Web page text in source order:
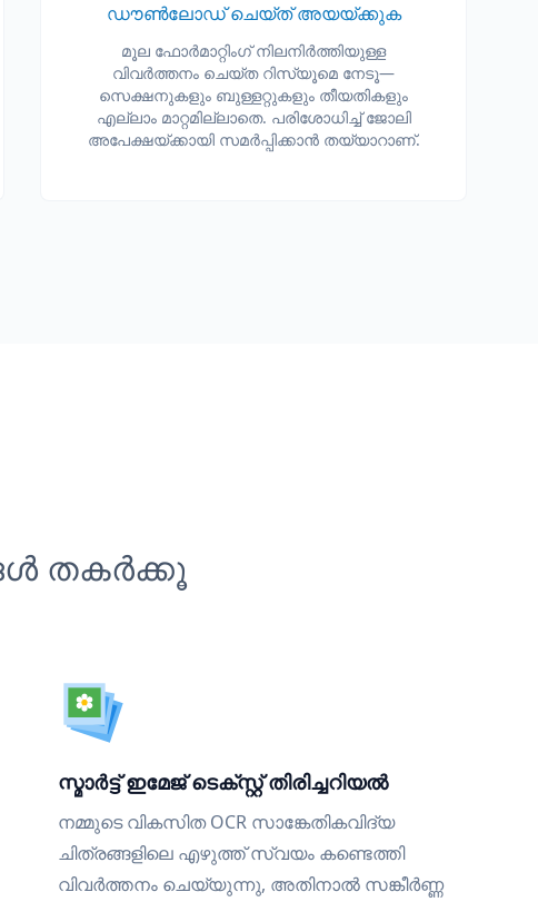
ഡൗൺലോഡ് ചെയ്ത് അയയ്ക്കുക
മൂല ഫോര്‍മാറ്റിംഗ് നിലനിര്‍ത്തിയുള്ള
വിവര്‍ത്തനം ചെയ്ത റിസ്യൂമെ നേടൂ—
സെക്ഷനുകളും ബുള്ളറ്റുകളും തീയതികളും
എല്ലാം മാറ്റമില്ലാതെ. പരിശോധിച്ച് ജോലി
അപേക്ഷയ്ക്കായി സമര്‍പ്പിക്കാന്‍ തയ്യാറാണ്.
തകർക്കൂ
സ്മാർട്ട് ഇമേജ് ടെക്സ്റ്റ് തിരിച്ചറിയൽ
നമ്മുടെ വികസിത OCR സാങ്കേതികവിദ്യ
ചിത്രങ്ങളിലെ എഴുത്ത് സ്വയം കണ്ടെത്തി
വിവർത്തനം ചെയ്യുന്നു, അതിനാൽ സങ്കീർണ്ണ